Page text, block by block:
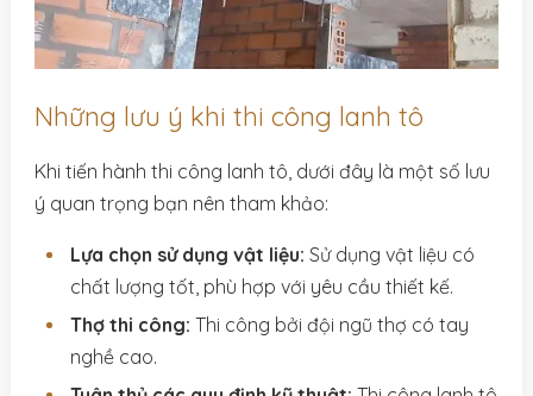
Những lưu ý khi thi công lanh tô
Khi tiến hành thi công lanh tô, dưới đây là một số lưu
ý quan trọng bạn nên tham khảo:
Lựa chọn sử dụng vật liệu: Sử dụng vật liệu có
chất lượng tốt, phù hợp với yêu cầu thiết kế.
Thợ thi công: Thi công bởi đội ngũ thợ có tay
nghề cao.